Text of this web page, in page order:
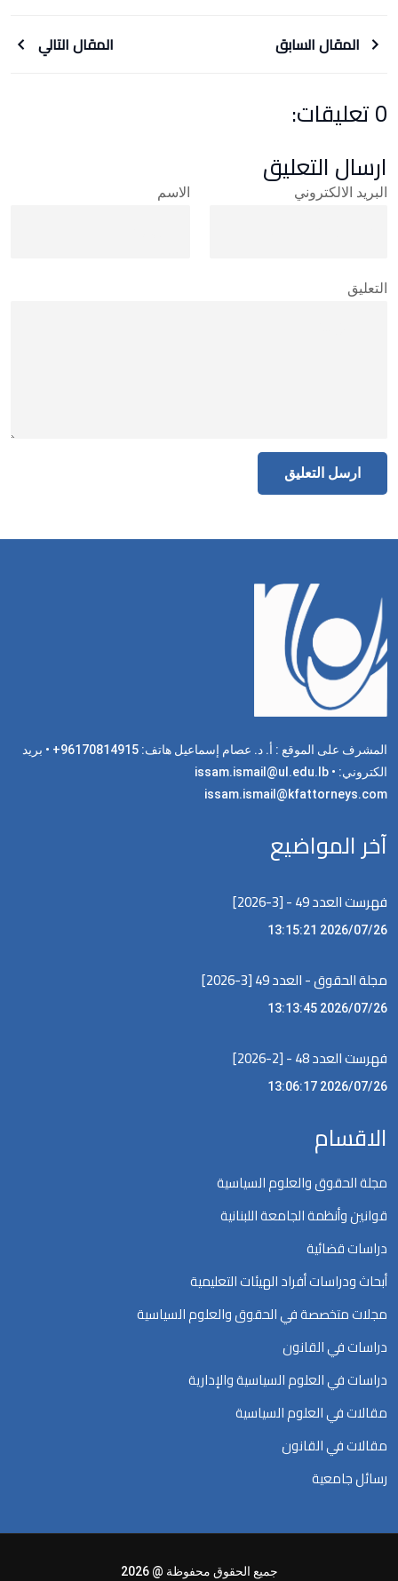
المقال السابق المقال التالي
0 تعليقات:
ارسال التعليق
الاسم البريد الالكتروني
التعليق
المشرف على الموقع : أ. د. عصام إسماعيل هاتف: 96170814915+ • بريد
الكتروني: issam.ismail@ul.edu.lb •
issam.ismail@kfattorneys.com
آخر المواضيع
فهرست العدد 49 - [3-2026]
2026/07/26 13:15:21
مجلة الحقوق - العدد 49 [3-2026]
2026/07/26 13:13:45
فهرست العدد 48 - [2-2026]
2026/07/26 13:06:17
الاقسام
مجلة الحقوق والعلوم السياسية
قوانين وأنظمة الجامعة اللبنانية
دراسات قضائية
أبحاث ودراسات أفراد الهيئات التعليمية
مجلات متخصصة في الحقوق والعلوم السياسية
دراسات في القانون
دراسات في العلوم السياسية والإدارية
مقالات في العلوم السياسية
مقالات في القانون
رسائل جامعية
جميع الحقوق محفوظة @ 2026